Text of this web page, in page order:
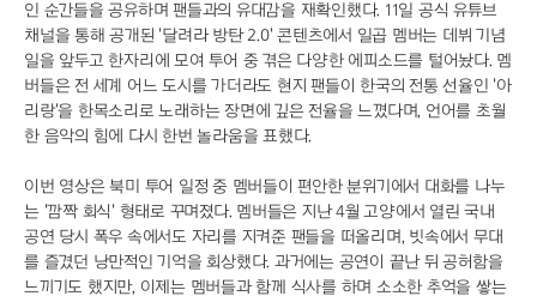
인 순간들을 공유하며 팬들과의 유대감을 재확인했다. 11일 공식 유튜브
채널을 통해 공개된 '달려라 방탄 2.0' 콘텐츠에서 일곱 멤버는 데뷔 기념
일을 앞두고 한자리에 모여 투어 중 겪은 다양한 에피소드를 털어놨다. 멤
버들은 전 세계 어느 도시를 가더라도 현지 팬들이 한국의 전통 선율인 '아
리랑'을 한목소리로 노래하는 장면에 깊은 전율을 느꼈다며, 언어를 초월
한 음악의 힘에 다시 한번 놀라움을 표했다.
이번 영상은 북미 투어 일정 중 멤버들이 편안한 분위기에서 대화를 나누
는 '깜짝 회식' 형태로 꾸며졌다. 멤버들은 지난 4월 고양에서 열린 국내
공연 당시 폭우 속에서도 자리를 지켜준 팬들을 떠올리며, 빗속에서 무대
를 즐겼던 낭만적인 기억을 회상했다. 과거에는 공연이 끝난 뒤 공허함을
느끼기도 했지만, 이제는 멤버들과 함께 식사를 하며 소소한 추억을 쌓는